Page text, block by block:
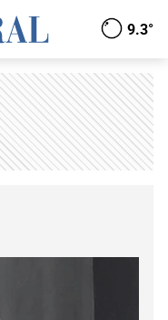
9.3°